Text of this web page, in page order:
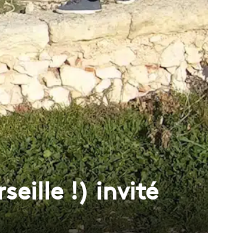
!) invité